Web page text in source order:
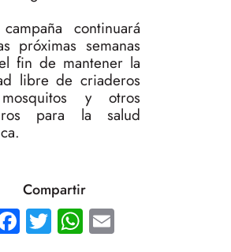
continuará
próximas semanas
fin de mantener la
libre de criaderos
y otros
para la salud
Compartir
Facebook
TwitterWhatsApp